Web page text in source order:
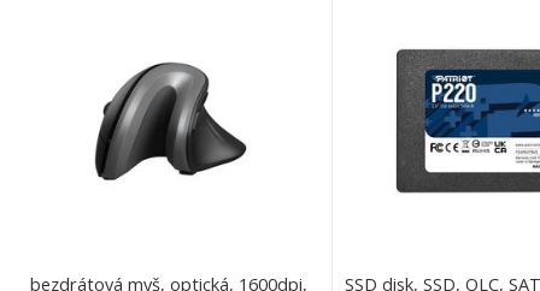
bezdrátová myš, optická, 1600dpi, SSD disk, SSD, QLC,